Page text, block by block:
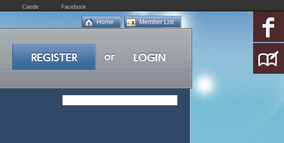
Caede Facebook
Member List
Home